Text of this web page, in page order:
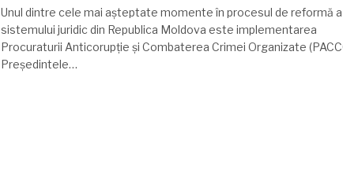
Unul dintre cele mai așteptate momente în procesul de reformă a
sistemului juridic din Republica Moldova este implementarea
Procuraturii Anticorupție și Combaterea Crimei Organizate
Președintele…